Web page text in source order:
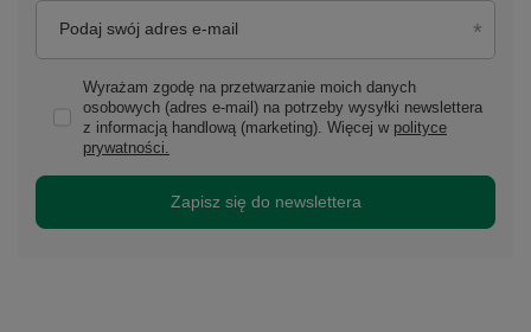
Podaj swój adres e-mail
Wyrażam zgodę na przetwarzanie moich danych
osobowych (adres e-mail) na potrzeby wysyłki newslettera
z informacją handlową (marketing). Więcej w polityce
prywatności.
Zapisz się do newslettera